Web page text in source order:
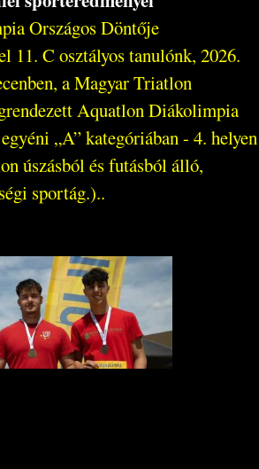
Országos Döntője
11. C osztályos tanulónk, 2026.
a Magyar Triatlon
Aquatlon Diákolimpia
„A” kategóriában - 4. helyen
úszásból és futásból álló,
sportág.)..